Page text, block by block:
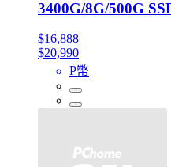
3400G/8G/500G
$16,888
$20,990
P幣